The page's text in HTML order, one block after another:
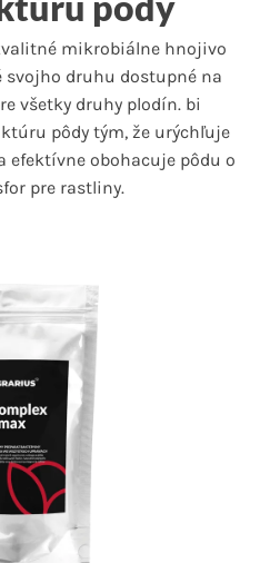
mikrobiálne hnojivo
svojho druhu dostupné na
všetky druhy plodín. bi
pôdy tým, že urýchľuje
efektívne obohacuje pôdu o
pre rastliny.